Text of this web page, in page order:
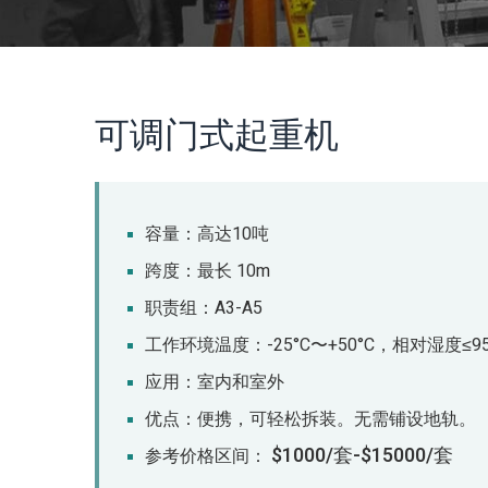
可调门式起重机
容量：高达10吨
跨度：最长 10m
职责组：A3-A5
工作环境温度：-25°C〜+50°C，相对湿度
应用：室内和室外
优点：便携，可轻松拆装。无需铺设地轨。
参考价格区间： $1000/套-$15000/套